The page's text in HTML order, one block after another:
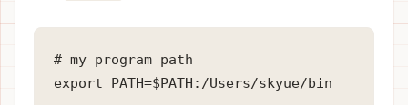
# my program path
export PATH=$PATH:/Users/skyue/bin